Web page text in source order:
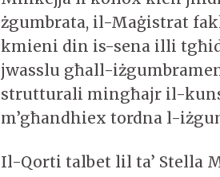
żgumbrata, il-Maġistrat
kmieni din is-sena illi
jwasslu għall-
strutturali mingħajr il-
m’għandhiex tordna l-
Il-Qorti talbet lil ta’ Stella